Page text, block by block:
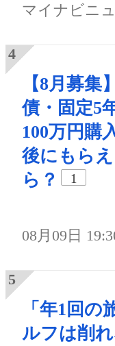
マイナビニ
【8月募集
債・固定5
100万円購
後にもら
ら？
1
08月09日
「年1回の
ルフは削